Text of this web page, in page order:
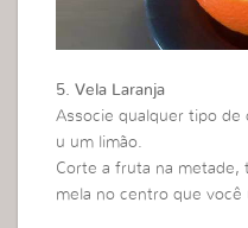
5. Vela Laranja
Associe qualquer tipo de
u um limão.
Corte a fruta na metade,
mela no centro que você